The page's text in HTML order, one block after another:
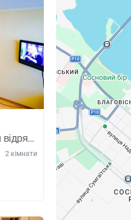
Центр WI-FI Документи відрядженим
2 кімнати